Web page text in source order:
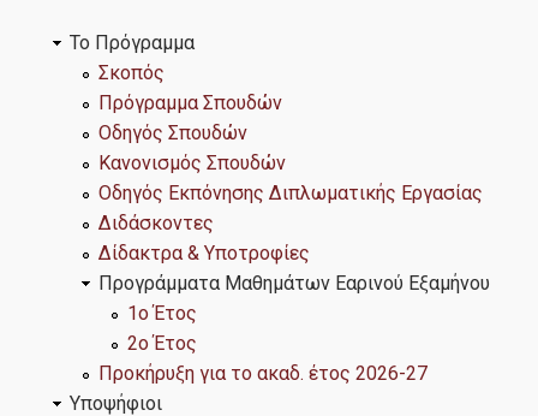
Δίδακτρα & Υποτροφίες
Προγράμματα Μαθημάτων Εαρινού Εξαμήνου
2ο Έτος
Προκήρυξη για το ακαδ. έτος 2026-27
Το Πρόγραμμα
Σκοπός
Πρόγραμμα Σπουδών
Οδηγός Σπουδών
Κανονισμός Σπουδών
Οδηγός Εκπόνησης Διπλωματικής Εργασίας
Διδάσκοντες
Δίδακτρα & Υποτροφίες
Προγράμματα Μαθημάτων Εαρινού Εξαμήνου
1ο Έτος
2ο Έτος
Προκήρυξη για το ακαδ. έτος 2026-27
Υποψήφιοι